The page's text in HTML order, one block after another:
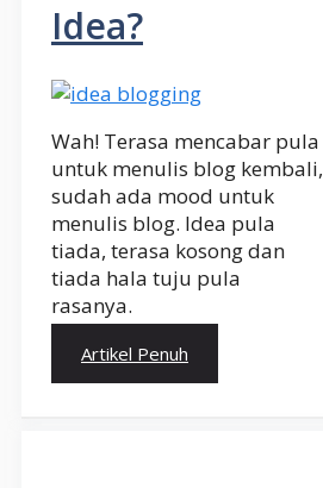
Idea?
Wah! Terasa mencabar pula
untuk menulis blog kembali,
sudah ada mood untuk
menulis blog. Idea pula
tiada, terasa kosong dan
tiada hala tuju pula
rasanya.
Artikel Penuh